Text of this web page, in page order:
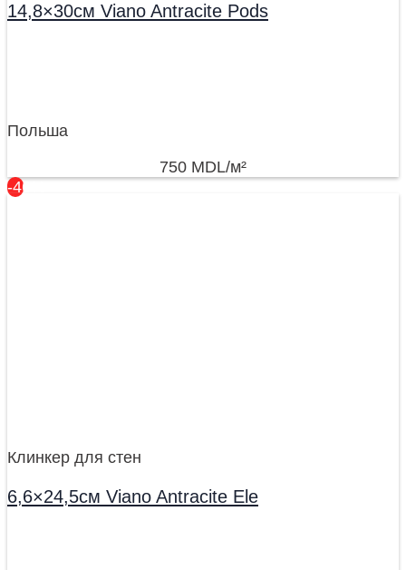
14,8×30см Viano Antracite Pods
Польша
750 MDL/м²
-46%
Клинкер для стен
6,6×24,5см Viano Antracite Ele